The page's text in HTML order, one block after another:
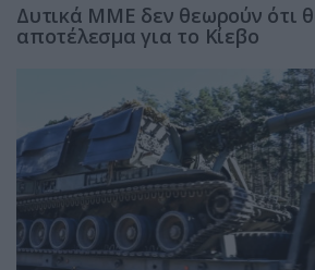
Δυτικά ΜΜΕ δεν θεωρούν ότι
αποτέλεσμα για το Κίεβο